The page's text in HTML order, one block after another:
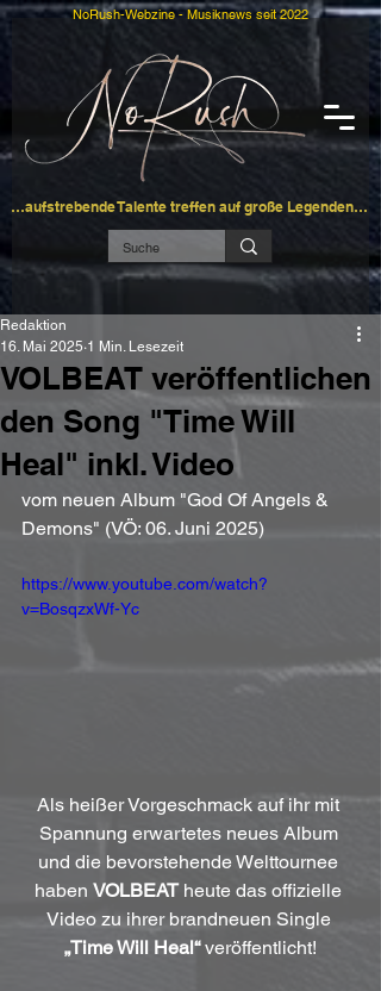
…aufstrebende Talente treffen auf große Legenden…
NoRush-Webzine - Musiknews seit 2022
VOLBEAT veröffentlichen
den Song "Time Will
Heal" inkl. Video
Redaktion
16. Mai 2025 1 Min. Lesezeit
vom neuen Album "God Of Angels &
Demons" (VÖ: 06. Juni 2025)
https://www.youtube.com/watch?
v=BosqzxWf-Yc
Als heißer Vorgeschmack auf ihr mit
Spannung erwartetes neues Album
und die bevorstehende Welttournee
haben VOLBEAT heute das offizielle
Video zu ihrer brandneuen Single
„Time Will Heal“ veröffentlicht!